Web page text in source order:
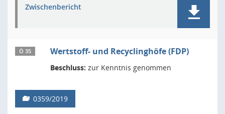
Zwischenbericht
Ö 35 Wertstoff- und Recyclinghöfe (FDP)
Beschluss: zur Kenntnis genommen
0359/2019